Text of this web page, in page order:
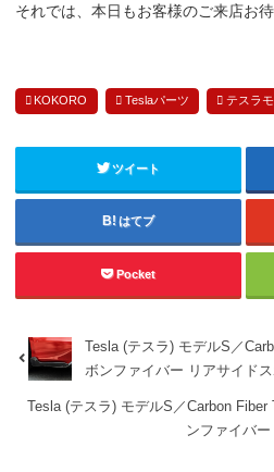
それでは、本日もお客様のご来店お
KOKORO Teslaパーツ テスラ
ツイート
はてブ
Pocket
Tesla (テスラ) モデルS／
ボンファイバー リアサイド
Tesla (テスラ) モデルS／Carbon
ンファイバ